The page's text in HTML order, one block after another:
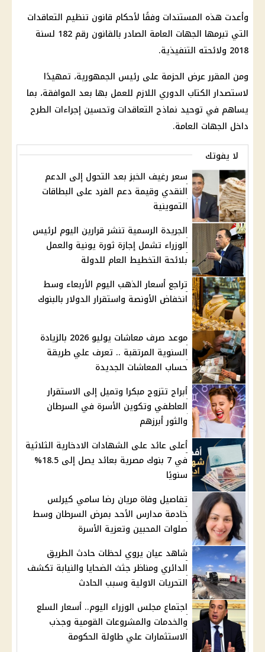
وأعدت هذه المستندات وفقًا لأحكام قانون تنظيم التعاقدات
التي تبرمها الجهات العامة الصادر بالقانون رقم 182 لسنة
2018 ولائحته التنفيذية.
ومن المقرر عرض الحزمة على رئيس الجمهورية، تمهيدًا
لاستصدار الكتاب الدوري اللازم للعمل بها بعد الموافقة، بما
يساهم في توحيد نماذج التعاقدات وتحسين إجراءات الطرح
داخل الجهات العامة.
لا يفوتك
سعر رغيف الخبز بعد التحول إلى الدعم
النقدي وقيمة دعم الفرد على البطاقات
التموينية
الجريدة الرسمية تنشر قرارين اليوم لرئيس
الوزراء تشمل إجازة ثورة يونية والعمل
بلائحة التخطيط العام للدولة
تراجع أسعار الذهب اليوم الأربعاء وسط
انخفاض الأونصة واستقرار الدولار بالبنوك
موعد صرف معاشات يوليو 2026 بالزيادة
السنوية المرتقبة .. تعرف علي طريقة
حساب المعاشات الجديدة
أبراج تتزوج مبكرا وتميل إلى الاستقرار
العاطفي وتكوين الأسرة في السرطان
والثور أبرزهم
أعلى عائد على الشهادات الادخارية الثلاثية
في 7 بنوك مصرية بعائد يصل إلى 18.5%
سنويًا
تفاصيل وفاة مريان رضا سامي كيرلس
خادمة مدارس الأحد بمرض السرطان وسط
صلوات المحبين وتعزية الأسرة
شاهد عيان يروي لحظات حادث الطريق
الدائري ومناظر جثث الضحايا والنيابة تكشف
التحريات الاولية وسبب الحادث
اجتماع مجلس الوزراء اليوم.. أسعار السلع
والخدمات والمشروعات القومية وجذب
الاستثمارات علي طاولة الحكومة